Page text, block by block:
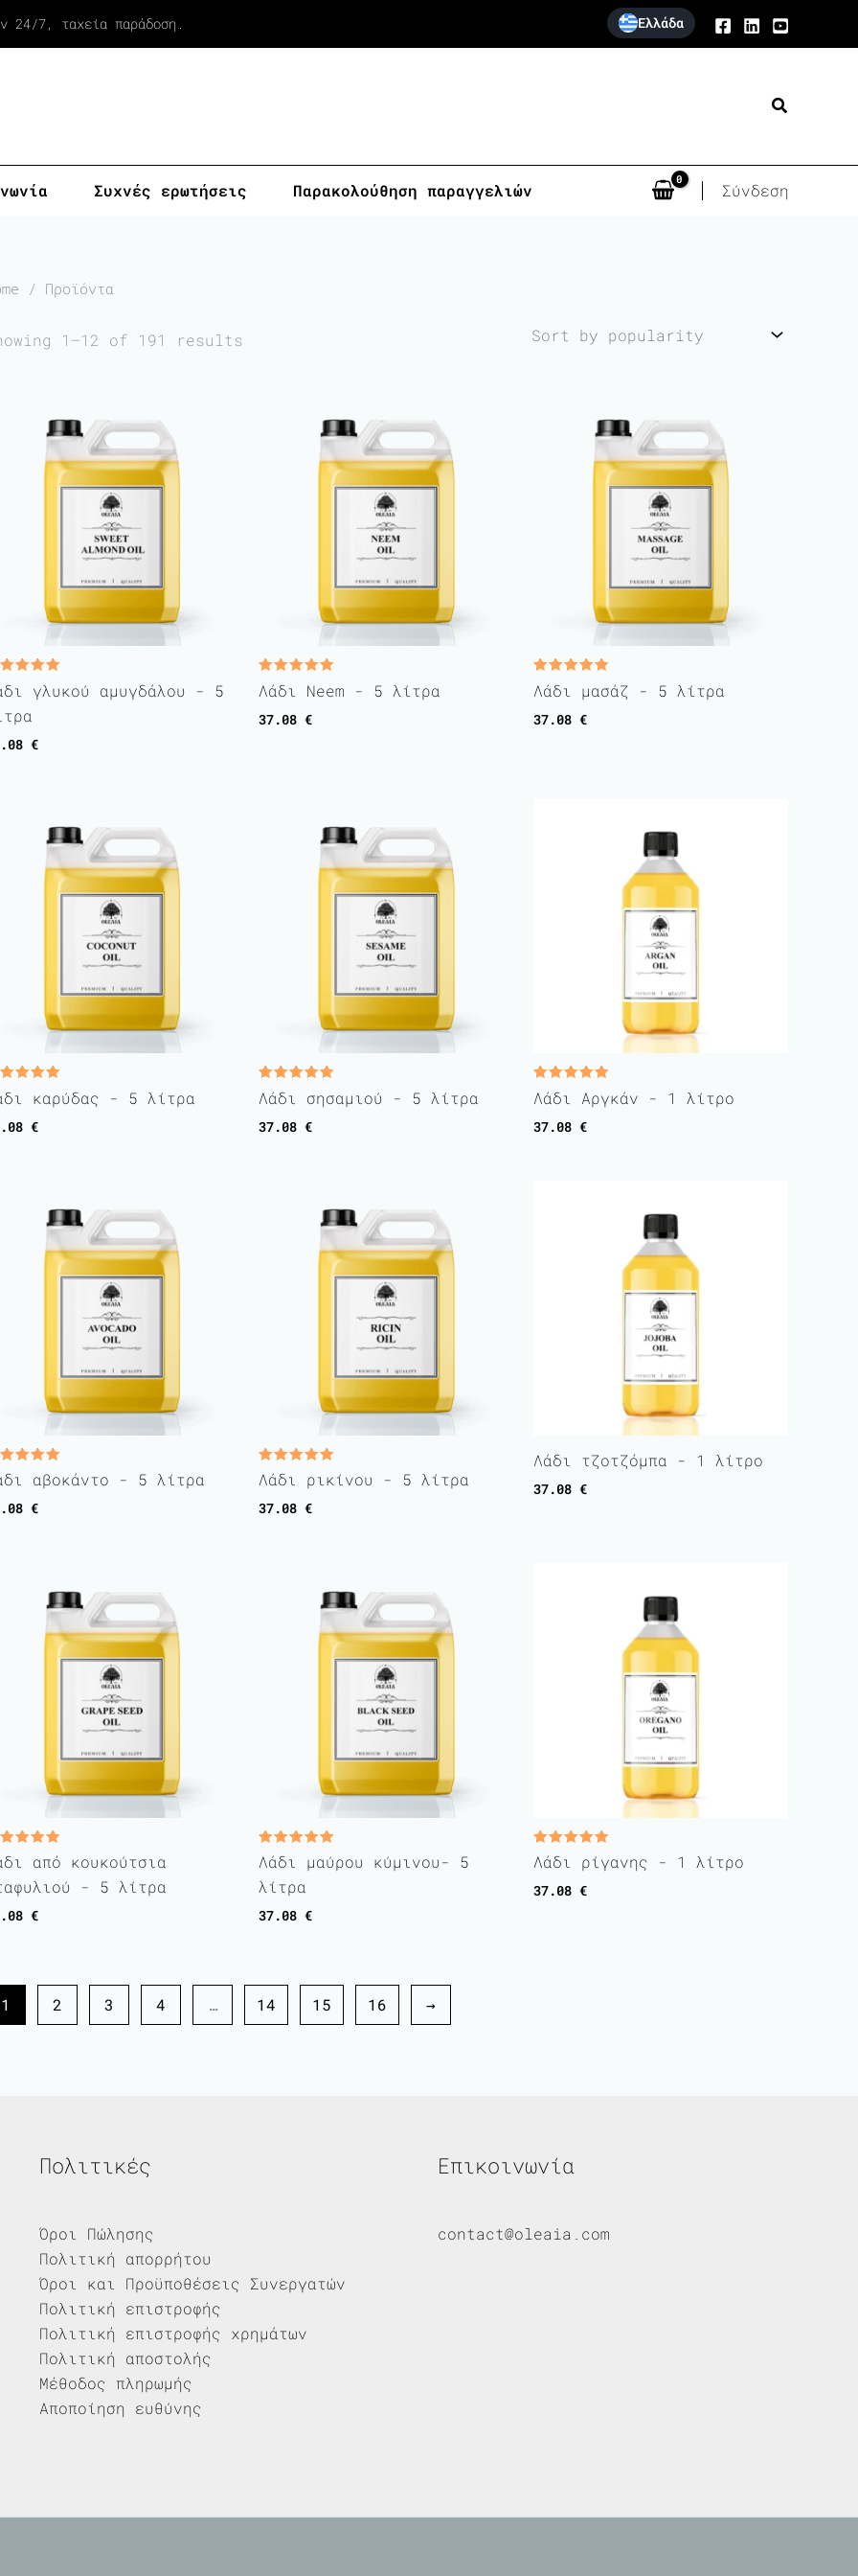
24/7, ταχεία παράδοση. Ελλάδα
Search
Συχνές ερωτήσεις Παρακολούθηση παραγγελιών Σύνδεση
/ Προϊόντα
1–12 of 191 results
of 5
γλυκού αμυγδάλου - 5
€
Rated
5.00
Λάδι Neem - 5 λίτρα
37.08€
Rated
5.00
Λάδι μασάζ - 5 λίτρα
37.08 €
καρύδας - 5 λίτρα
€
Rated
5.00
Λάδι σησαμιού - 5 λίτρα
37.08€
Rated
5.00
Λάδι Αργκάν - 1 λίτρο
37.08 €
αβοκάντο - 5 λίτρα
€
Rated
5.00
Λάδι ρικίνου - 5 λίτρα
37.08€
Λάδι τζοτζόμπα - 1 λίτρο
37.08 €
of 5
από κουκούτσια
- 5 λίτρα
€
Rated
5.00
out of 5
Λάδι μαύρου κύμινου- 5
λίτρα
37.08€
Rated
5.00
Λάδι ρίγανης - 1 λίτρο
37.08 €
1 2 3 4 … 14 15 16 →
Πολιτικές
Όροι Πώλησης
Πολιτική απορρήτου
Όροι και Προϋποθέσεις Συνεργατών
Πολιτική επιστροφής
Πολιτική επιστροφής χρημάτων
Πολιτική αποστολής
Μέθοδος πληρωμής
Αποποίηση ευθύνης
Επικοινωνία
contact@oleaia.com